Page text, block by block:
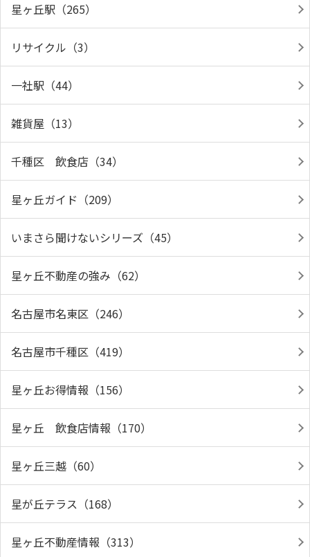
星ヶ丘駅（265）
リサイクル（3）
一社駅（44）
雑貨屋（13）
千種区 飲食店（34）
星ヶ丘ガイド（209）
いまさら聞けないシリーズ（45）
星ヶ丘不動産の強み（62）
名古屋市名東区（246）
名古屋市千種区（419）
星ヶ丘お得情報（156）
星ヶ丘 飲食店情報（170）
星ヶ丘三越（60）
星が丘テラス（168）
星ヶ丘不動産情報（313）